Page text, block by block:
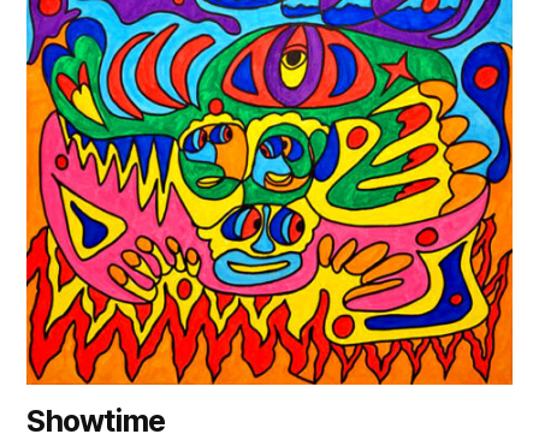
Showtime